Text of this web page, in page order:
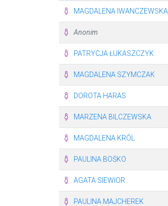
MAGDALENA IWANCZEWSKA
Anonim
PATRYCJA ŁUKASZCZYK
MAGDALENA SZYMCZAK
DOROTA HARAS
MARZENA BILCZEWSKA
MAGDALENA KRÓL
PAULINA BOŚKO
AGATA SIEWIOR
PAULINA MAJCHEREK